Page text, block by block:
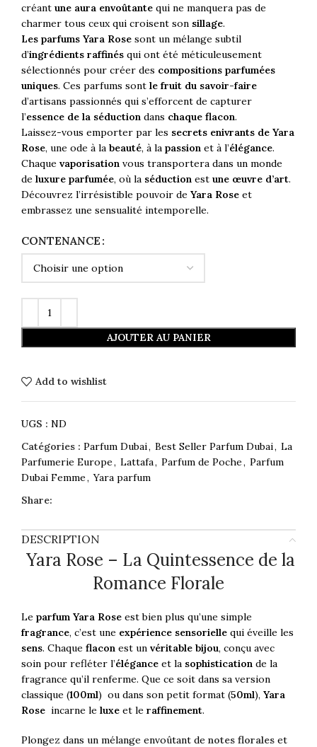
créant une aura envoûtante qui ne manquera pas de
charmer tous ceux qui croisent son sillage.
Les parfums Yara Rose sont un mélange subtil
d’ingrédients raffinés qui ont été méticuleusement
sélectionnés pour créer des compositions parfumées
uniques. Ces parfums sont le fruit du savoir-faire
d’artisans passionnés qui s’efforcent de capturer
l’essence de la séduction dans chaque flacon.
Laissez-vous emporter par les secrets enivrants de Yara
Rose, une ode à la beauté, à la passion et à l’élégance.
Chaque vaporisation vous transportera dans un monde
de luxure parfumée, où la séduction est une œuvre d’art.
Découvrez l’irrésistible pouvoir de Yara Rose et
embrassez une sensualité intemporelle.
CONTENANCE
AJOUTER AU PANIER
Add to wishlist
UGS : ND
Catégories : Parfum Dubai, Best Seller Parfum Dubai, La
Parfumerie Europe, Lattafa, Parfum de Poche, Parfum
Dubai Femme, Yara parfum
Share:
DESCRIPTION
Yara Rose – La Quintessence de la
Romance Florale
Le parfum Yara Rose est bien plus qu’une simple
fragrance, c’est une expérience sensorielle qui éveille les
sens. Chaque flacon est un véritable bijou, conçu avec
soin pour refléter l’élégance et la sophistication de la
fragrance qu’il renferme. Que ce soit dans sa version
classique (100ml) ou dans son petit format (50ml), Yara
Rose incarne le luxe et le raffinement.
Plongez dans un mélange envoûtant de notes florales et